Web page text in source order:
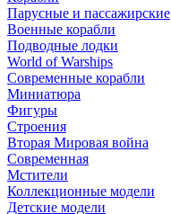
Парусные и пассажирские
Военные корабли
Подводные лодки
World of Warships
Современные корабли
Миниатюра
Фигуры
Строения
Вторая Мировая война
Современная
Мстители
Коллекционные модели
Детские модели